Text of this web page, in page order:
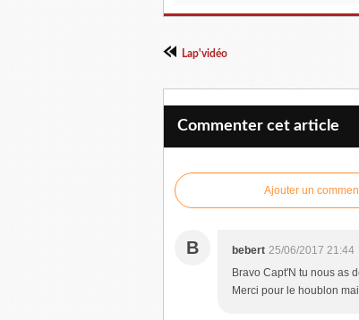
Lap'vidéo
Commenter cet article
Ajouter un
B bebert 25/06/2017 21:44
Bravo Capt'N tu nous as
Merci pour le houblon